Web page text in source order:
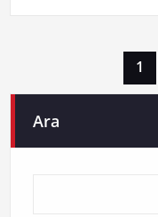
sayfalaması
1
Ara